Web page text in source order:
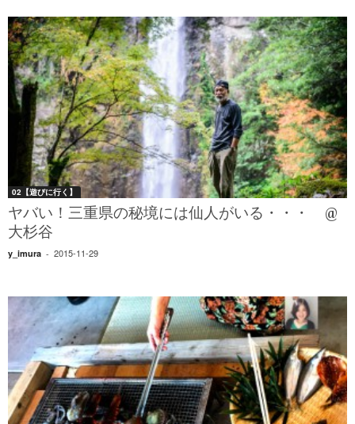
02【遊びに行く】
ヤバい！三重県の秘境には仙人がいる・・・ @
大杉谷
y_imura - 2015-11-29